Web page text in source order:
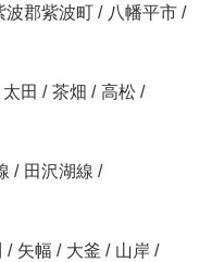
波郡紫波町 / 八幡平市 /
太田 / 茶畑 / 高松 /
/ 田沢湖線 /
/ 矢幅 / 大釜 / 山岸 /